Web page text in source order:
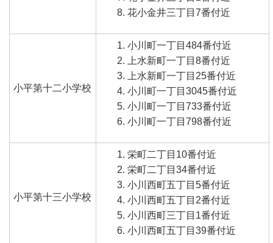
花小金井三丁目7番付近
小平第十二小学校
小川町一丁目484番付近
上水新町一丁目8番付近
上水新町一丁目25番付近
小川町一丁目3045番付近
小川町一丁目733番付近
小川町一丁目798番付近
小平第十三小学校
栄町二丁目10番付近
栄町二丁目34番付近
小川西町五丁目5番付近
小川西町五丁目2番付近
小川西町三丁目1番付近
小川西町五丁目39番付近